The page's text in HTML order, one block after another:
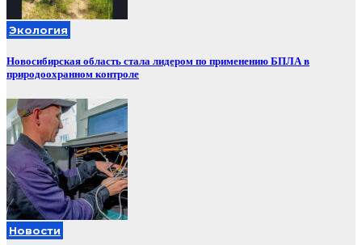
Экология
Новосибирская область стала лидером по применению БПЛА в
природоохранном контроле
Новости